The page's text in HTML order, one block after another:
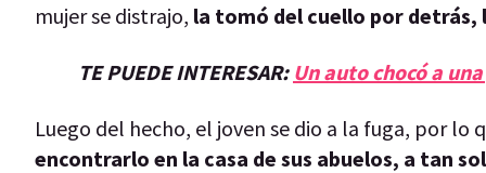
mujer se distrajo, la tomó del cuello por detrás,
TE PUEDE INTERESAR: Un auto chocó a
Luego del hecho, el joven se dio a la fuga, por
encontrarlo en la casa de sus abuelos, a tan